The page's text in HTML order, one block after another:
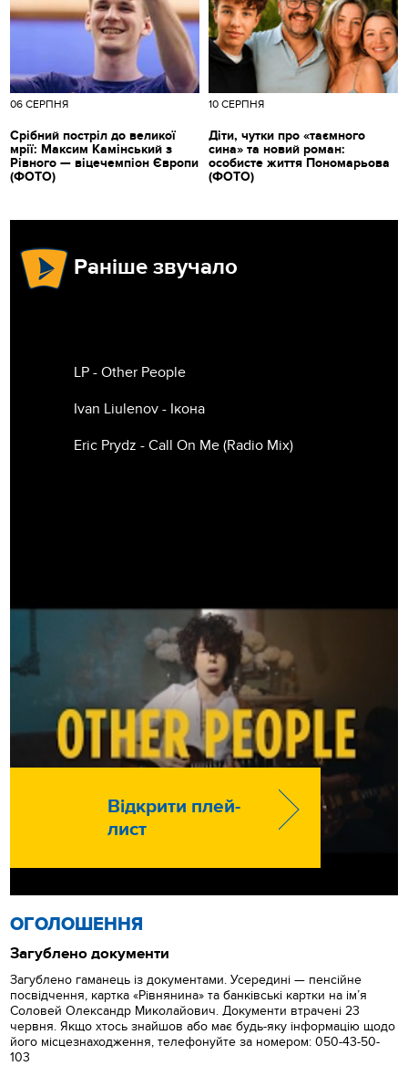
06 СЕРПНЯ
Срібний постріл до великої
мрії: Максим Камінський з
Рівного — віцечемпіон Європи
(ФОТО)
10 СЕРПНЯ
Діти, чутки про «таємного
сина» та новий роман:
особисте життя Пономарьова
(ФОТО)
Раніше звучало
LP - Other People
Ivan Liulenov - Ікона
Eric Prydz - Call On Me (Radio Mix)
Відкрити плей-
лист
ОГОЛОШЕННЯ
Загублено документи
Загублено гаманець із документами. Усередині — пенсійне
посвідчення, картка «Рівнянина» та банківські картки на ім’я
Соловей Олександр Миколайович. Документи втрачені 23
червня. Якщо хтось знайшов або має будь-яку інформацію щодо
його місцезнаходження, телефонуйте за номером: 050-43-50-
103